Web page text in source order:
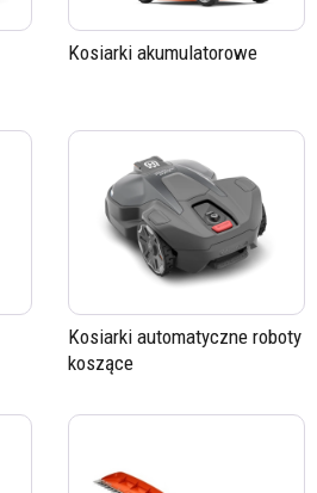
Kosiarki akumulatorowe
Kosiarki automatyczne roboty
koszące